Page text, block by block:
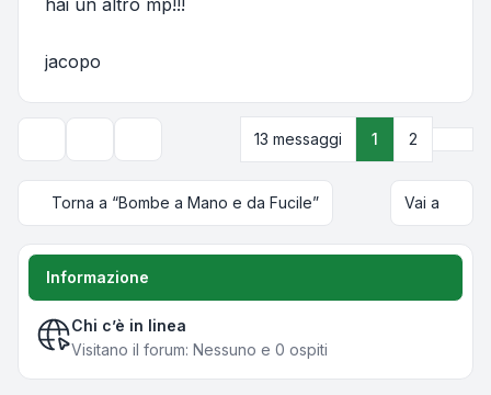
hai un altro mp!!!
jacopo
Opzioni di visualizzazione e ordinamento
13 messaggi 1 2
Torna a “Bombe a Mano e da Fucile” Vai a
Informazione
Chi c’è in linea
Visitano il forum: Nessuno e 0 ospiti